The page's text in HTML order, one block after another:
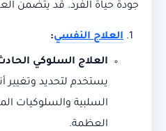
جودة حياة الفرد. قد يتضمن
العلاج النفسي:
العلاج السلوكي
يستخدم لتحديد وتغيير
السلبية والسلوكيات
العظمة.